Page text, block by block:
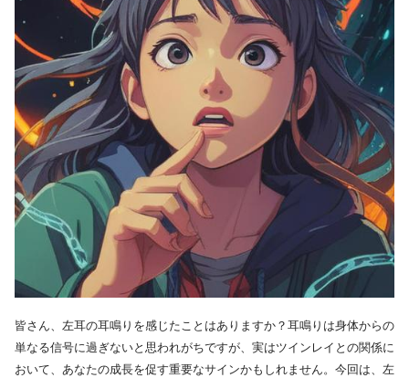
皆さん、左耳の耳鳴りを感じたことはありますか？耳鳴りは身体からの
単なる信号に過ぎないと思われがちですが、実はツインレイとの関係に
おいて、あなたの成長を促す重要なサインかもしれません。今回は、左